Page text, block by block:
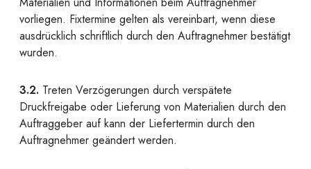
vorliegen. Fixtermine gelten als vereinbart, wenn diese
ausdrücklich schriftlich durch den Auftragnehmer bestätigt
wurden.
3.2. Treten Verzögerungen durch verspätete
Druckfreigabe oder Lieferung von Materialien durch den
Auftraggeber auf kann der Liefertermin durch den
Auftragnehmer geändert werden.